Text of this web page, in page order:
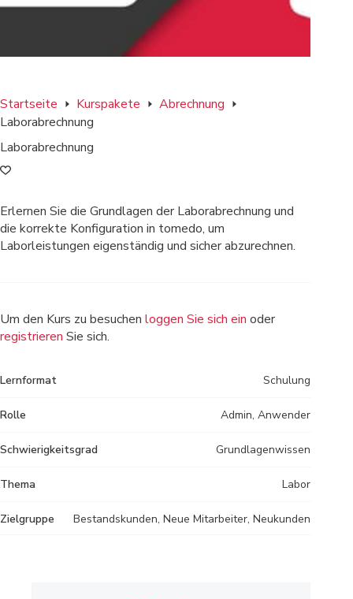
Startseite Kurspakete
Abrechnung
Laborabrechnung
Laborabrechnung
Erlernen Sie die Grundlagen der Laborabrechnung und
die korrekte Konfiguration in tomedo, um
Laborleistungen eigenständig und sicher abzurechnen.
Um den Kurs zu besuchen loggen Sie sich ein oder
registrieren Sie sich.
Lernformat Schulung
Rolle Admin, Anwender
Schwierigkeitsgrad Grundlagenwissen
Thema Labor
Zielgruppe Bestandskunden, Neue Mitarbeiter, Neukunden